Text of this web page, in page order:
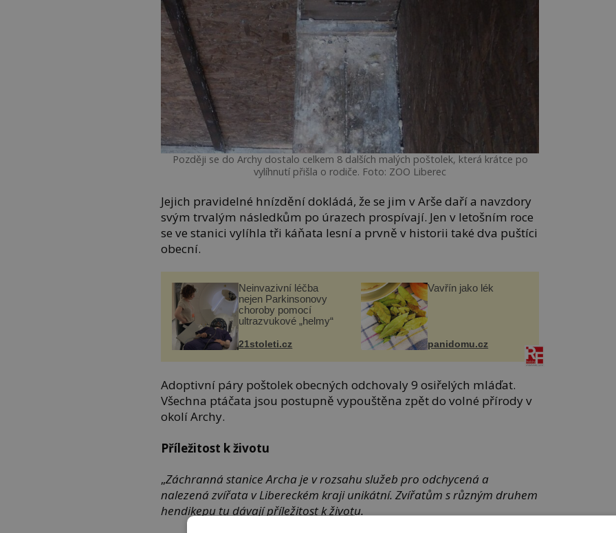
Později se do Archy dostalo celkem 8 dalších malých poštolek, která krátce po
vylíhnutí přišla o rodiče. Foto: ZOO Liberec
Jejich pravidelné hnízdění dokládá, že se jim v Arše daří a navzdory
svým trvalým následkům po úrazech prospívají. Jen v letošním roce
se ve stanici vylíhla tři káňata lesní a prvně v historii také dva puštíci
obecní.
Neinvazivní léčba
nejen Parkinsonovy
choroby pomocí
ultrazvukové „helmy“
21stoleti.cz
Vavřín jako lék
panidomu.cz
Adoptivní páry poštolek obecných odchovaly 9 osiřelých mláďat.
Všechna ptáčata jsou postupně vypouštěna zpět do volné přírody v
okolí Archy.
Příležitost k životu
„Záchranná stanice Archa je v rozsahu služeb pro odchycená a
nalezená zvířata v Libereckém kraji unikátní. Zvířatům s různým druhem
hendikepu tu dávají příležitost k životu.